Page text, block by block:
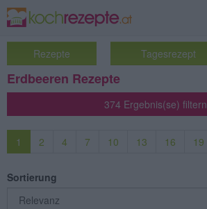
Rezepte Tagesrezept
Erdbeeren Rezepte
374 Ergebnis(se) filtern
1 2 4 7 10 13 16 19
Sortierung